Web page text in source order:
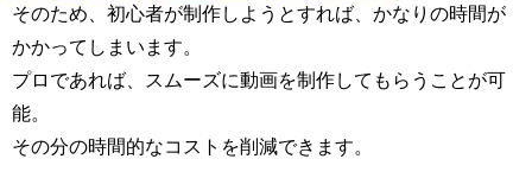
そのため、初心者が制作しようとすれば、かなりの時間が
かかってしまいます。
プロであれば、スムーズに動画を制作してもらうことが可
能。
その分の時間的なコストを削減できます。